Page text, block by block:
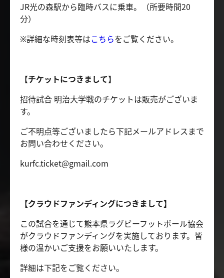
JR光の森駅から臨時バスに乗車。（所要時間20
分）
※詳細な時刻表等はこちらをご覧ください。
【チケットにつきまして】
招待試合 明治大学戦のチケットは販売がございま
す。
ご不明点等ございましたら下記メールアドレスまで
お問い合わせください。
kurfc.ticket@gmail.com
【クラウドファンディングにつきまして】
この試合を通じて熊本県ラグビーフットボール協会
がクラウドファンディングを実施しております。皆
様の温かいご支援をお願いいたします。
詳細は下記をご覧ください。